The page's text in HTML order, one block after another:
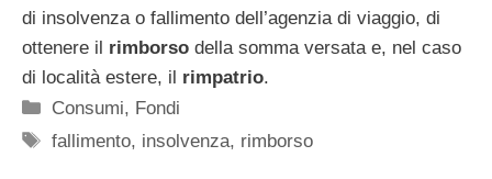
di insolvenza o fallimento dell’agenzia di viaggio, di
ottenere il rimborso della somma versata e, nel caso
di località estere, il rimpatrio.
Categorie
Consumi, Fondi
Tag
fallimento, insolvenza, rimborso